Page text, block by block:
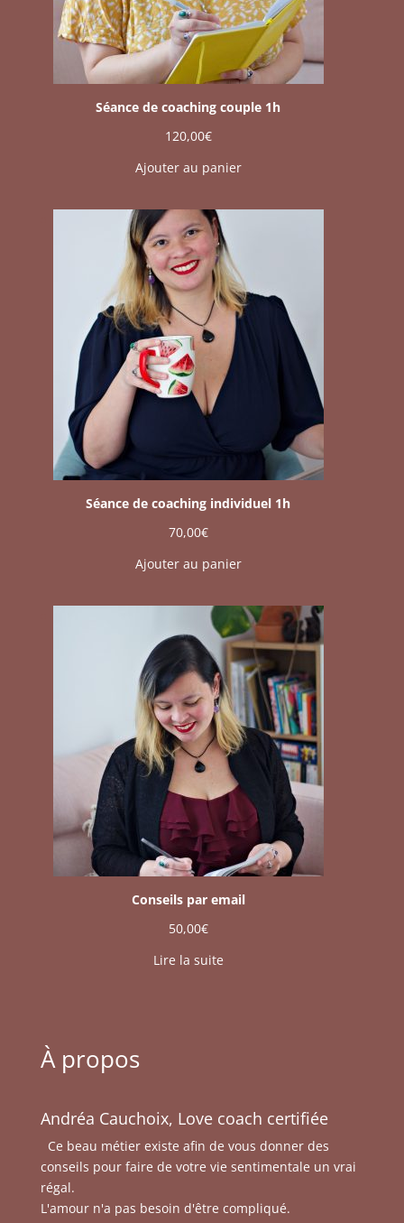
Séance de coaching couple 1h
120,00€
Ajouter au panier
Séance de coaching individuel 1h
70,00€
Ajouter au panier
Conseils par email
50,00€
Lire la suite
À propos
Andréa Cauchoix, Love coach certifiée
Ce beau métier existe afin de vous donner des
conseils pour faire de votre vie sentimentale un vrai
régal.
L'amour n'a pas besoin d'être compliqué.